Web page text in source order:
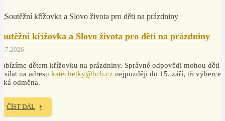
křížovka a Slovo života pro děti na prázdniny
dětem křížovku na prázdniny. Správné odpovědi mohou děti
na adresu katechetky@bcb.cz nejpozději do 15. září, tři výherce
odměna.
ČÍST DÁL